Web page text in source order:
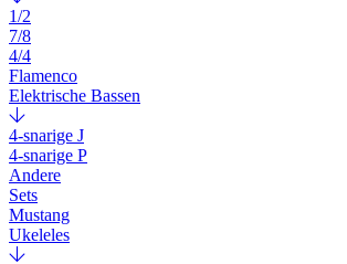
1/2
7/8
4/4
Flamenco
Elektrische Bassen
4-snarige J
4-snarige P
Andere
Sets
Mustang
Ukeleles